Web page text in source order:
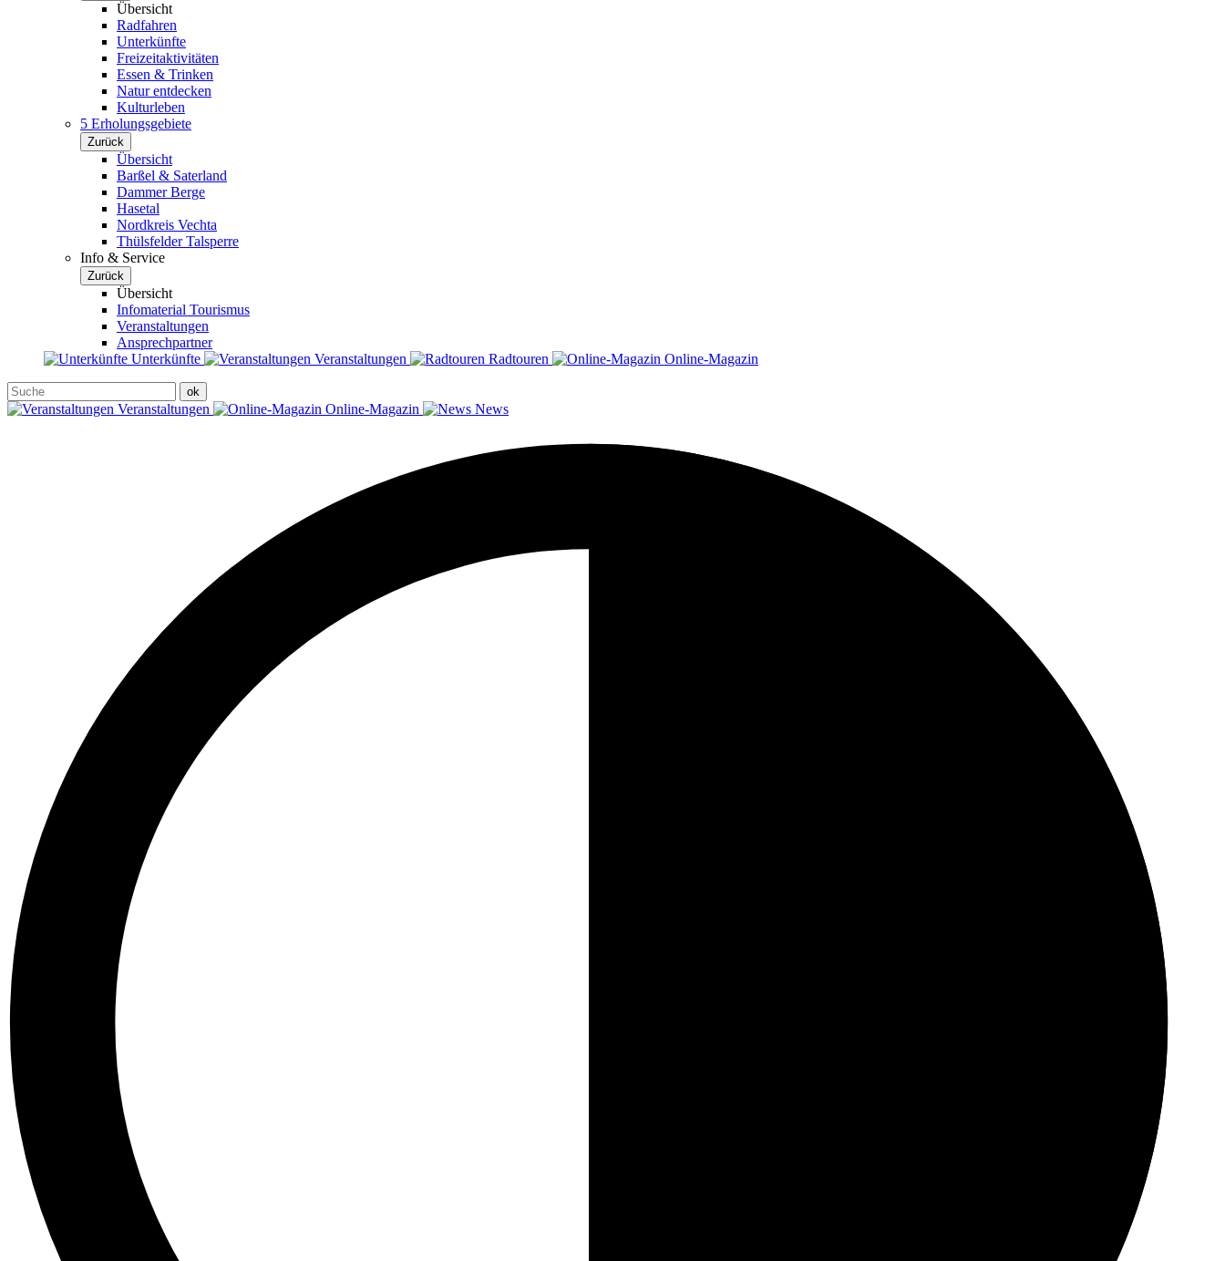
Übersicht
Radfahren
Unterkünfte
Freizeitaktivitäten
Essen & Trinken
Natur entdecken
Kulturleben
5 Erholungsgebiete
Zurück
Übersicht
Barßel & Saterland
Dammer Berge
Hasetal
Nordkreis Vechta
Thülsfelder Talsperre
Info & Service
Zurück
Übersicht
Infomaterial Tourismus
Veranstaltungen
Ansprechpartner
Unterkünfte
Veranstaltungen Radtouren Online-Magazin
Veranstaltungen Online-Magazin News